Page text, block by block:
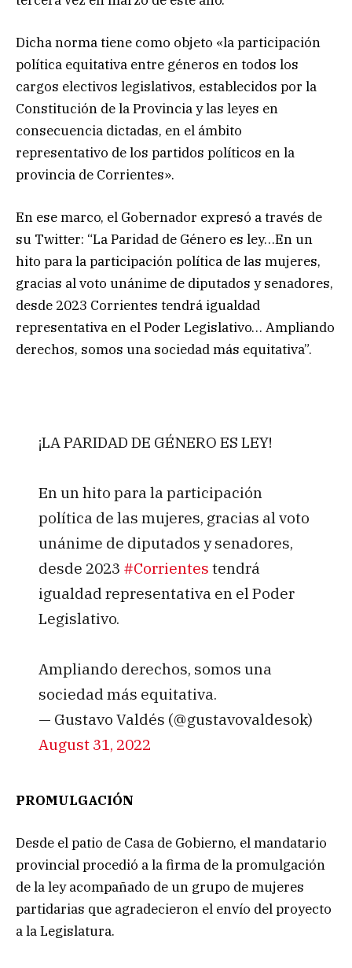
Dicha norma tiene como objeto «la participación
política equitativa entre géneros en todos los
cargos electivos legislativos, establecidos por la
Constitución de la Provincia y las leyes en
consecuencia dictadas, en el ámbito
representativo de los partidos políticos en la
provincia de Corrientes».
En ese marco, el Gobernador expresó a través de
su Twitter: “La Paridad de Género es ley…En un
hito para la participación política de las mujeres,
gracias al voto unánime de diputados y senadores,
desde 2023 Corrientes tendrá igualdad
representativa en el Poder Legislativo… Ampliando
derechos, somos una sociedad más equitativa”.
¡LA PARIDAD DE GÉNERO ES LEY!
En un hito para la participación
política de las mujeres, gracias al voto
unánime de diputados y senadores,
desde 2023 #Corrientes tendrá
igualdad representativa en el Poder
Legislativo.
Ampliando derechos, somos una
sociedad más equitativa.
— Gustavo Valdés (@gustavovaldesok)
August 31, 2022
PROMULGACIÓN
Desde el patio de Casa de Gobierno, el mandatario
provincial procedió a la firma de la promulgación
de la ley acompañado de un grupo de mujeres
partidarias que agradecieron el envío del proyecto
a la Legislatura.